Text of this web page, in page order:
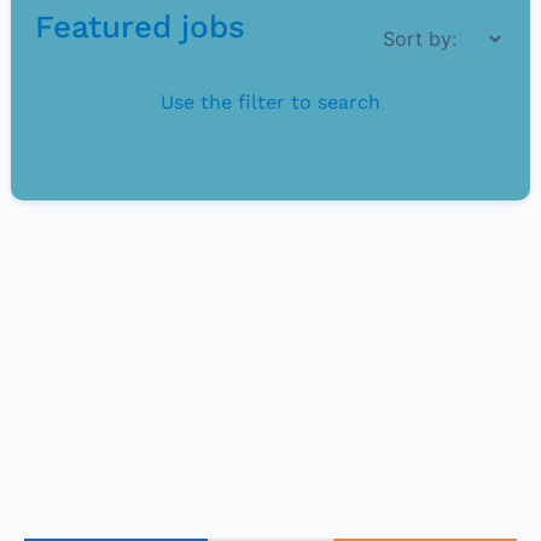
Featured jobs
Use the filter to search